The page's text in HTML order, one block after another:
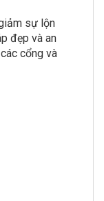
sự lộn
đẹp và an
cổng và